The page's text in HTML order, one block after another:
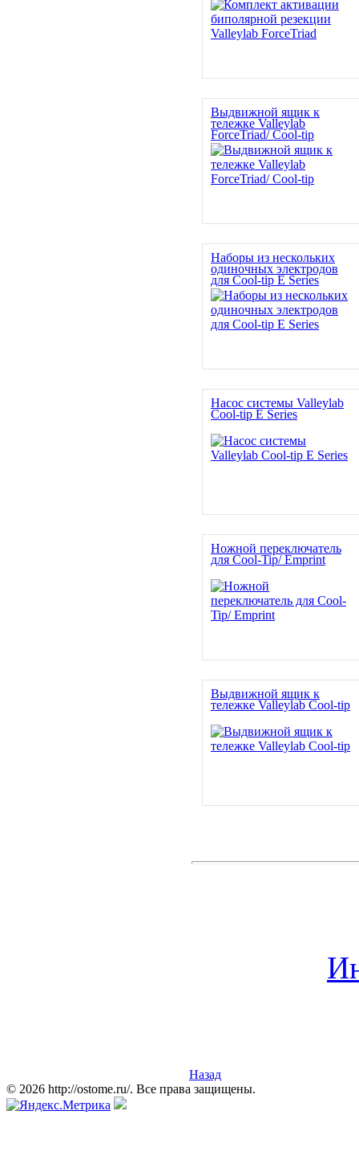
Выдвижной ящик к
тележке Valleylab
ForceTriad/ Cool-tip
Наборы из нескольких
одиночных электродов
для Cool-tip E Series
Насос системы Valleylab
Cool-tip E Series
Ножной переключатель
для Cool-Tip/ Emprint
Выдвижной ящик к
тележке Valleylab Cool-tip
Назад
© 2026 http://ostome.ru/. Все права защищены.